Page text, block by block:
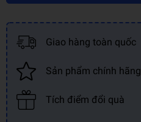
Giao hàng toàn quốc
Sản phẩm chính hãng
Tích điểm đổi quà